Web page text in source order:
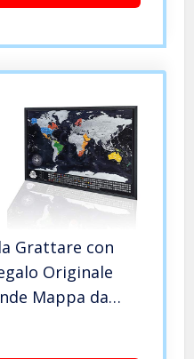
Grattare con
Originale
Mappa da